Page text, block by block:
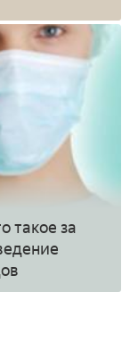
такое за